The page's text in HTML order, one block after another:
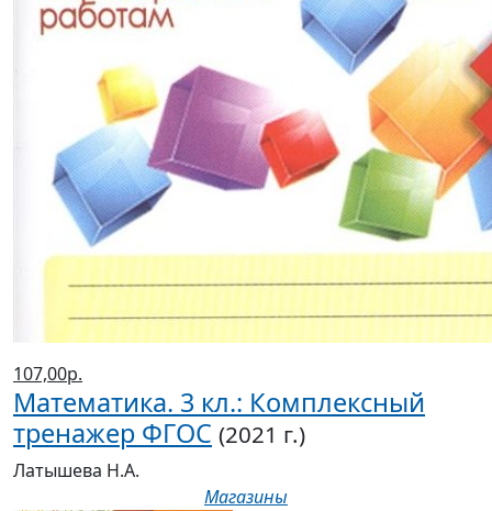
107,00р.
Математика. 3 кл.: Комплексный
тренажер ФГОС (2021 г.)
Латышева Н.А.
Магазины